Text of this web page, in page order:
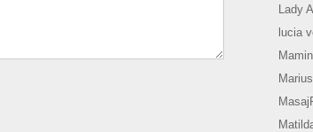
Lady
lucia